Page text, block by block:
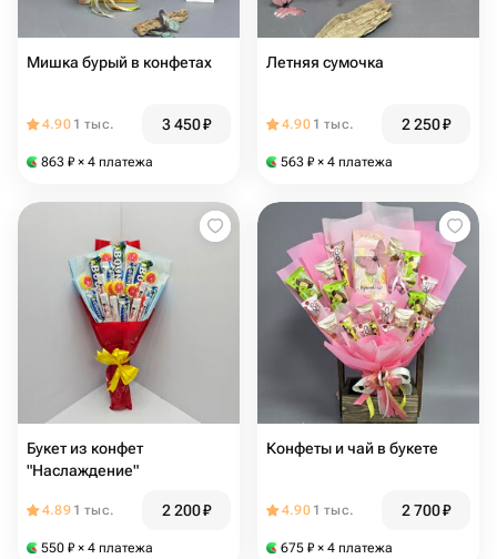
Мишка бурый в конфетах
4.90 1 тыс. 3 450₽
863 ₽ × 4 платежа
Летняя сумочка
4.90 1 тыс. 2 250₽
563 ₽ × 4 платежа
Букет из конфет
"Наслаждение"
4.89 1 тыс. 2 200₽
550 ₽ × 4 платежа
Конфеты и чай в букете
4.90 1 тыс. 2 700₽
675 ₽ × 4 платежа